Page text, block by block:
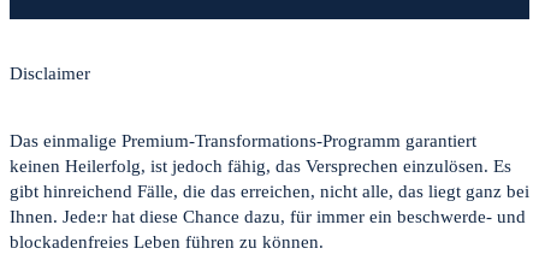
Disclaimer
Das einmalige Premium-Transformations-Programm garantiert
keinen Heilerfolg, ist jedoch fähig, das Versprechen einzulösen. Es
gibt hinreichend Fälle, die das erreichen, nicht alle, das liegt ganz bei
Ihnen. Jede:r hat diese Chance dazu, für immer ein beschwerde- und
blockadenfreies Leben führen zu können.